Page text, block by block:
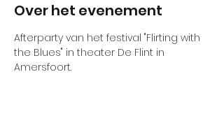
Over het evenement
Afterparty van het festival "Flirting with
the Blues" in theater De Flint in
Amersfoort.